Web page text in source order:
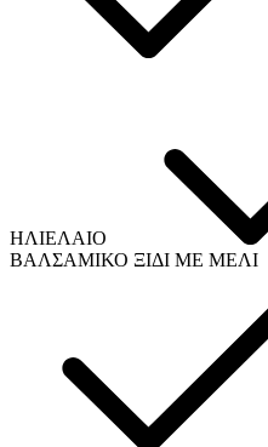
ΗΛΙΕΛΑΙΟ
ΒΑΛΣΑΜΙΚΟ ΞΙΔΙ ΜΕ ΜΕΛΙ